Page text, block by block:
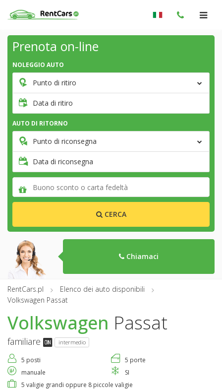
Prenota on-line
NOLEGGIO AUTO
Punto di ritiro
Data di ritiro
AUTO DI RITORNO
Punto di riconsegna
Data di riconsegna
CERCA
Chiamaci
RentCars.pl
Elenco dei auto disponibili
Volkswagen Passat
Volkswagen Passat
familiare intermedio
5 posti
5 porte
manuale
SI
5 valigie grandi oppure 8 piccole valigie